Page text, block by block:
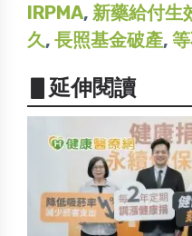
IRPMA, 新藥給付生
久, 長照基金破產,
▋延伸閱讀